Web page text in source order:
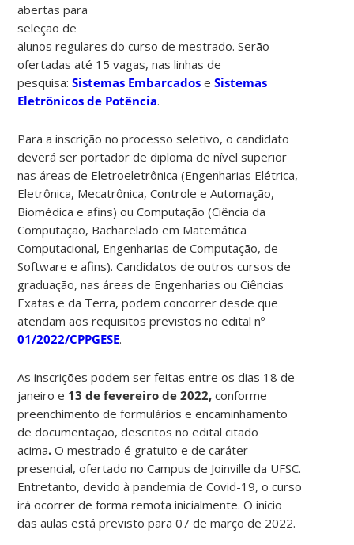
abertas para
seleção de
alunos regulares do curso de mestrado. Serão
ofertadas até 15 vagas, nas linhas de
pesquisa:Sistemas Embarcados eSistemas
Eletrônicos de Potência.
Para a inscrição no processo seletivo, o candidato
deverá ser portador de diploma de nível superior
nas áreas de Eletroeletrônica (Engenharias Elétrica,
Eletrônica, Mecatrônica, Controle e Automação,
Biomédica e afins) ou Computação (Ciência da
Computação, Bacharelado em Matemática
Computacional, Engenharias de Computação, de
Software e afins). Candidatos de outros cursos de
graduação, nas áreas de Engenharias ou Ciências
Exatas e da Terra, podem concorrer desde que
atendam aos requisitos previstos no edital nº
01/2022/CPPGESE.
As inscrições podem ser feitas entre os dias 18 de
janeiro e 13 de fevereiro de 2022, conforme
preenchimento de formulários e encaminhamento
de documentação, descritos no edital citado
acima.O mestrado é gratuito e de caráter
presencial, ofertado no Campus de Joinville da UFSC.
Entretanto, devido à pandemia de Covid-19, o curso
irá ocorrer de forma remota inicialmente. O início
das aulas está previsto para 07 de março de 2022.